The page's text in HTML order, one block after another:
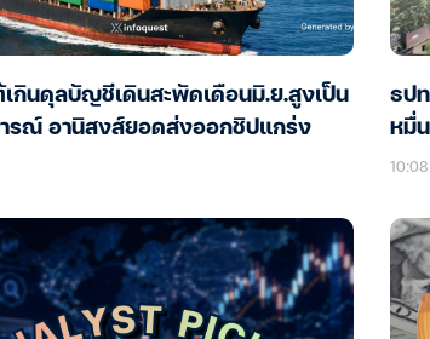
เกินดุลบัญชีเดินสะพัดเดือนมิ.ย.สูงเป็น
รณ์ อานิสงส์ยอดส่งออกชิปแกร่ง
ธป
หมื่